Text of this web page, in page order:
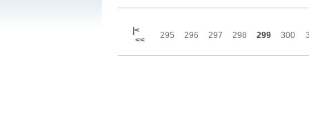
|<
<<
295 296 297 298 299 300